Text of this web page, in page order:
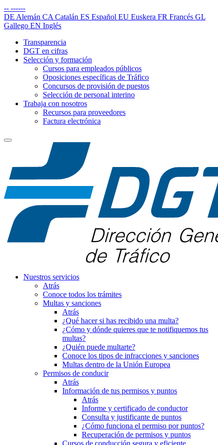
-- ------
DE Alemán CA Catalán ES Español EU Euskera FR Francés GL
Gallego EN Inglés
Transparencia
DGT en cifras
Selección y formación
Cursos para empleados públicos
Oposiciones específicas de Tráfico
Concursos de provisión de puestos
Selección de personal interino
Trabaja con nosotros
Recursos para proveedores
Factura electrónica
Nuestros servicios
Atrás
Conoce todos los trámites
Multas y sanciones
Atrás
¿Qué hacer si has recibido una multa?
¿Cómo y dónde quieres que te notifiquemos tus
multas?
¿Quién puede multarte?
Conoce los tipos de infracciones y sanciones
Multas dentro de la Unión Europea
Permisos de conducir
Atrás
Información de tus permisos y puntos
Atrás
Informe y certificado de conductor
Consulta y justificante de puntos
¿Cómo funciona el permiso por puntos?
Recuperación de permisos y puntos